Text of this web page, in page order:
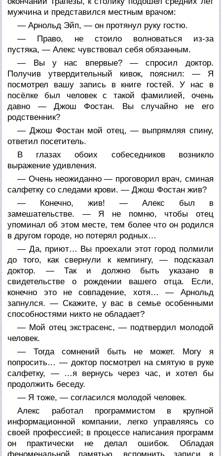
мужчина и представился местным врачом:
— Арнольд Эйп, — он протянул руку гостю.
— Право, не стоило волноваться из-за
пустяка, — Алекс чувствовал себя обязанным.
— Вы у нас впервые? — спросил доктор.
Получив утвердительный кивок, пояснил: — Я
посмотрел вашу запись в книге гостей. У нас в
посёлке был человек с такой фамилией, очень
давно — Джош Фостан. Вы случайно не его
родственник?
— Джош Фостан мой отец, — выпрямляя спину,
ответил посетитель.
В глазах обоих собеседников возникло
выражение удивления.
— Очень неожиданно — проговорил врач, сминая
салфетку со следами крови. — Джош Фостан жив?
— Конечно, жив! — Алекс был в
замешательстве. — Я не помню, чтобы отец
упоминал об этом месте, тем более что он родился
в другом городе, но потерял родных…
— Да, приют… Вы проехали этот город полмили
до того, как свернули к кемпингу, — подсказал
доктор. — Так и должно быть указано в
свидетельстве о рождении вашего отца. Если,
конечно это не совпадение, хотя… — Арнольд
запнулся. — Скажите, у вас в семье особенными
способностями никто не обладает?
— Мой отец экстрасенс, — подтвердил молодой
человек.
— Тогда сомнений быть не может. Могу я
попросить… — доктор посмотрел на смятую в руке
салфетку, — …я вернусь через час, и хотел бы
продолжить беседу.
— Я тоже, — согласился молодой человек.
Алекс работал программистом в крупной
информационной компании, легко управляясь со
своей профессией; в процессе написания программ
он практически не делал ошибок. Обладая